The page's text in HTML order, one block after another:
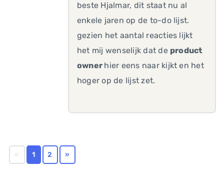
beste Hjalmar, dit staat nu al
enkele jaren op de to-do lijst.
gezien het aantal reacties lijkt
het mij wenselijk dat de product
owner hier eens naar kijkt en het
hoger op de lijst zet.
« 1 2 »